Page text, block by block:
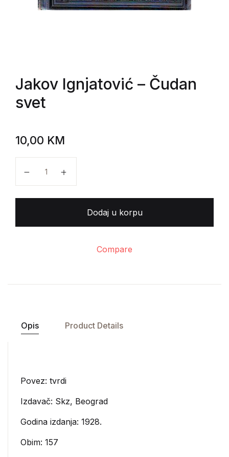
Jakov Ignjatović – Čudan
svet
10,00 KM
Dodaj u korpu
Compare
Opis Product Details
Povez: tvrdi
Izdavač: Skz, Beograd
Godina izdanja: 1928.
Obim: 157